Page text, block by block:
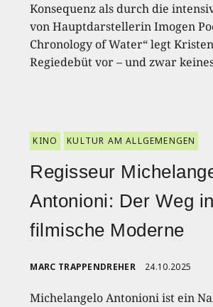
Konsequenz als durch die
von Hauptdarstellerin Imogen
Chronology of Water“ legt
Regiedebüt vor – und zwar
KINO KULTUR AM ALLGEMENGEN
Regisseur
Antonioni: Der Weg
filmische Moderne
MARC TRAPPENDREHER 24.10.2025
Michelangelo Antonioni ist ein